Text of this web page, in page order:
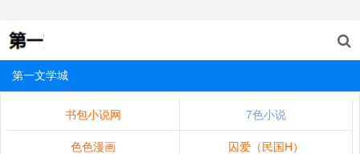
第一文学城
书包小说网 7色小说
色色漫画 囚爱（民国H）